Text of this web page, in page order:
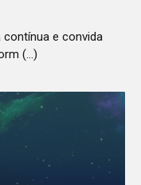
contínua e convida
(...)